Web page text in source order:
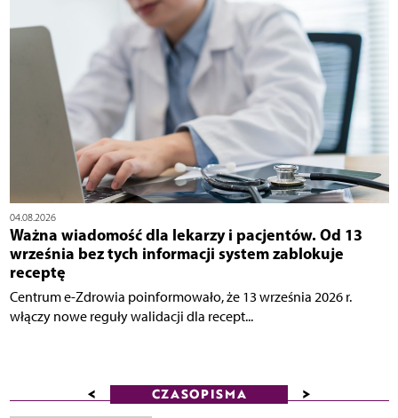
04.08.2026
Ważna wiadomość dla lekarzy i pacjentów. Od 13
września bez tych informacji system zablokuje
receptę
Centrum e-Zdrowia poinformowało, że 13 września 2026 r.
włączy nowe reguły walidacji dla recept...
< CZASOPISMA >